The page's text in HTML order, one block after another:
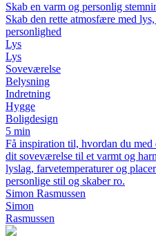
Skab en varm og personlig
Skab den rette atmosfære med
personlighed
Lys
Lys
Soveværelse
Belysning
Indretning
Hygge
Boligdesign
5 min
Få inspiration til, hvordan du
dit soveværelse til et varmt og
lyslag, farvetemperaturer og
personlige stil og skaber ro.
Simon Rasmussen
Simon
Rasmussen